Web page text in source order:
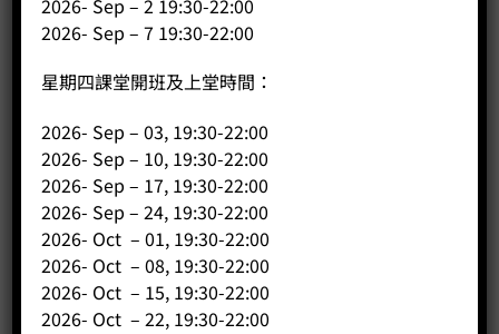
相關商品
2026- Sep – 7 19:30-22:00
星期四課堂開班及上堂時間：
2026- Sep – 03, 19:30-22:00
2026- Sep – 10, 19:30-22:00
2026- Sep – 17, 19:30-22:00
2026- Sep – 24, 19:30-22:00
2026- Oct – 01, 19:30-22:00
2026- Oct – 08, 19:30-22:00
2026- Oct – 15, 19:30-22:00
2026- Oct – 22, 19:30-22:00